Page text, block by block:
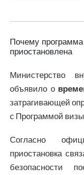
Почему
приостановлена
Министерство
объявило о
затрагивающей
с Программой
Согласно
приостановка
безопасности